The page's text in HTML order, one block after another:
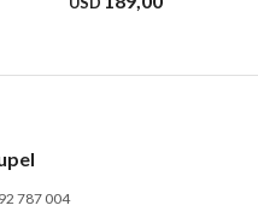
787 004